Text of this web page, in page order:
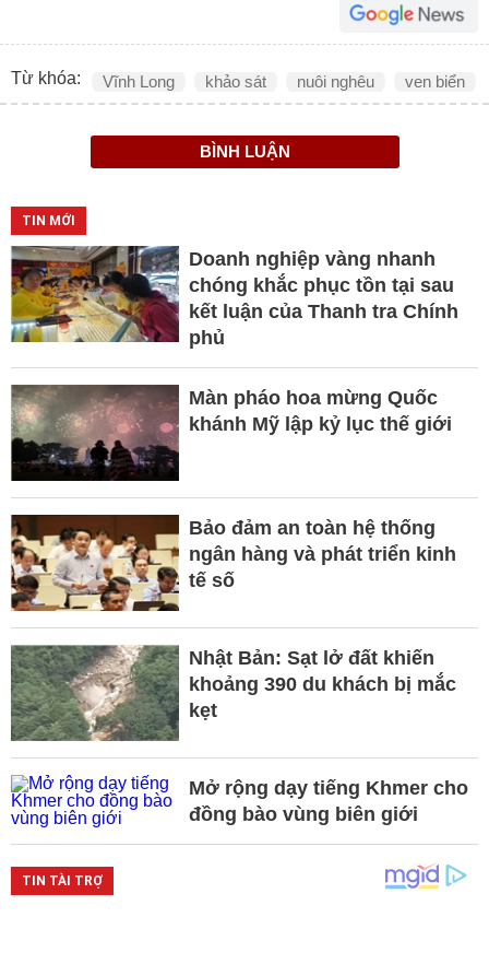
Từ khóa: Vĩnh Long khảo sát nuôi nghêu ven biển
BÌNH LUẬN
TIN MỚI
Doanh nghiệp vàng nhanh
chóng khắc phục tồn tại sau
kết luận của Thanh tra Chính
phủ
Màn pháo hoa mừng Quốc
khánh Mỹ lập kỷ lục thế giới
Bảo đảm an toàn hệ thống
ngân hàng và phát triển kinh
tế số
Nhật Bản: Sạt lở đất khiến
khoảng 390 du khách bị mắc
kẹt
Mở rộng dạy tiếng Khmer cho
đồng bào vùng biên giới